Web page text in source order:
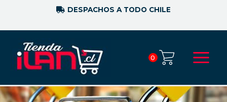
DESPACHOS A TODO CHILE
0